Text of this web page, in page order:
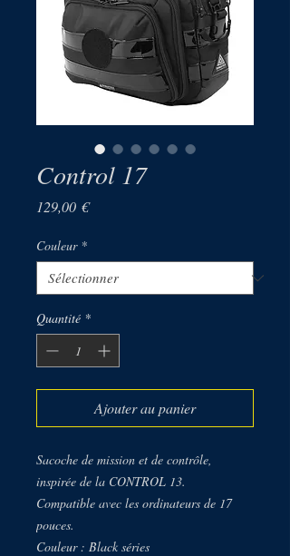
Control 17
129,00 €Prix
Couleur *
Quantité *
Ajouter au panier
Sacoche de mission et de contrôle,
inspirée de la CONTROL 13.
Compatible avec les ordinateurs de 17
pouces.
Couleur : Black séries